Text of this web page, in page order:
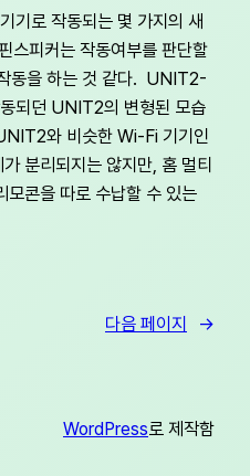
기로 작동되는 몇 가지의 새
스피커는 작동여부를 판단할
동을 하는 것 같다. UNIT2-
되던 UNIT2의 변형된 모습
와 비슷한 Wi-Fi 기기인
분리되지는 않지만, 홈 멀티
모콘을 따로 수납할 수 있는
다음 페이지 →
WordPress로 제작함